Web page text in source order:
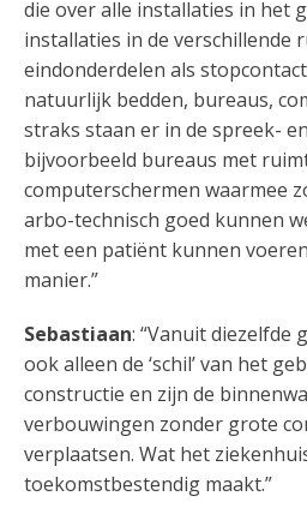
die over alle installaties in het
installaties in de verschillende
eindonderdelen als
natuurlijk bedden, bureaus,
straks staan er in de spreek-
bijvoorbeeld bureaus met
computerschermen waarmee
arbo-technisch goed kunnen
met een patiënt kunnen
manier.”
Sebastiaan: “Vanuit diezelfde
ook alleen de ‘schil’ van het
constructie en zijn de
verbouwingen zonder grote
verplaatsen. Wat het
toekomstbestendig maakt.”